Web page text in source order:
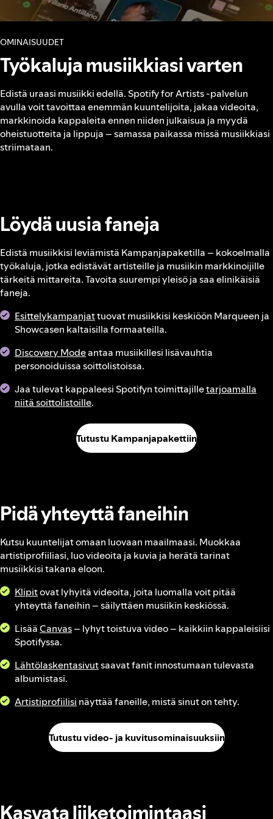
OMINAISUUDET
Työkaluja musiikkiasi varten
Edistä uraasi musiikki edellä. Spotify for Artists ‑palvelun
avulla voit tavoittaa enemmän kuuntelijoita, jakaa videoita,
markkinoida kappaleita ennen niiden julkaisua ja myydä
oheistuotteita ja lippuja – samassa paikassa missä musiikkiasi
striimataan.
Löydä uusia faneja
Edistä musiikkisi leviämistä Kampanjapaketilla – kokoelmalla
työkaluja, jotka edistävät artisteille ja musiikin markkinoijille
tärkeitä mittareita. Tavoita suurempi yleisö ja saa elinikäisiä
faneja.
Esittelykampanjattuovat musiikkisi keskiöön Marqueen ja
Showcasen kaltaisilla formaateilla.
Discovery Modeantaa musiikillesi lisävauhtia
personoiduissa soittolistoissa.
Jaa tulevat kappaleesi Spotifyn toimittajilletarjoamalla
niitä soittolistoille.
Tutustu Kampanjapakettiin
Pidä yhteyttä faneihin
Kutsu kuuntelijat omaan luovaan maailmaasi. Muokkaa
artistiprofiiliasi, luo videoita ja kuvia ja herätä tarinat
musiikkisi takana eloon.
Klipitovat lyhyitä videoita, joita luomalla voit pitää
yhteyttä faneihin – säilyttäen musiikin keskiössä.
LisääCanvas– lyhyt toistuva video – kaikkiin kappaleisiisi
Spotifyssa.
Lähtölaskentasivutsaavat fanit innostumaan tulevasta
albumistasi.
Artistiprofiilisi näyttää faneille, mistä sinut on tehty.
Tutustu video- ja kuvitusominaisuuksiin
Kasvata liiketoimintaasi